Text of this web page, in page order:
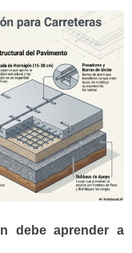
debe aprender a